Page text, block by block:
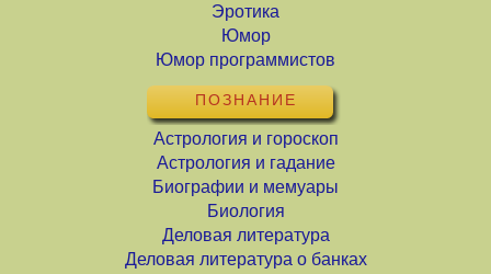
Эротика
Юмор
Юмор программистов
ПОЗНАНИЕ
Астрология и гороскоп
Астрология и гадание
Биографии и мемуары
Биология
Деловая литература
Деловая литература о банках